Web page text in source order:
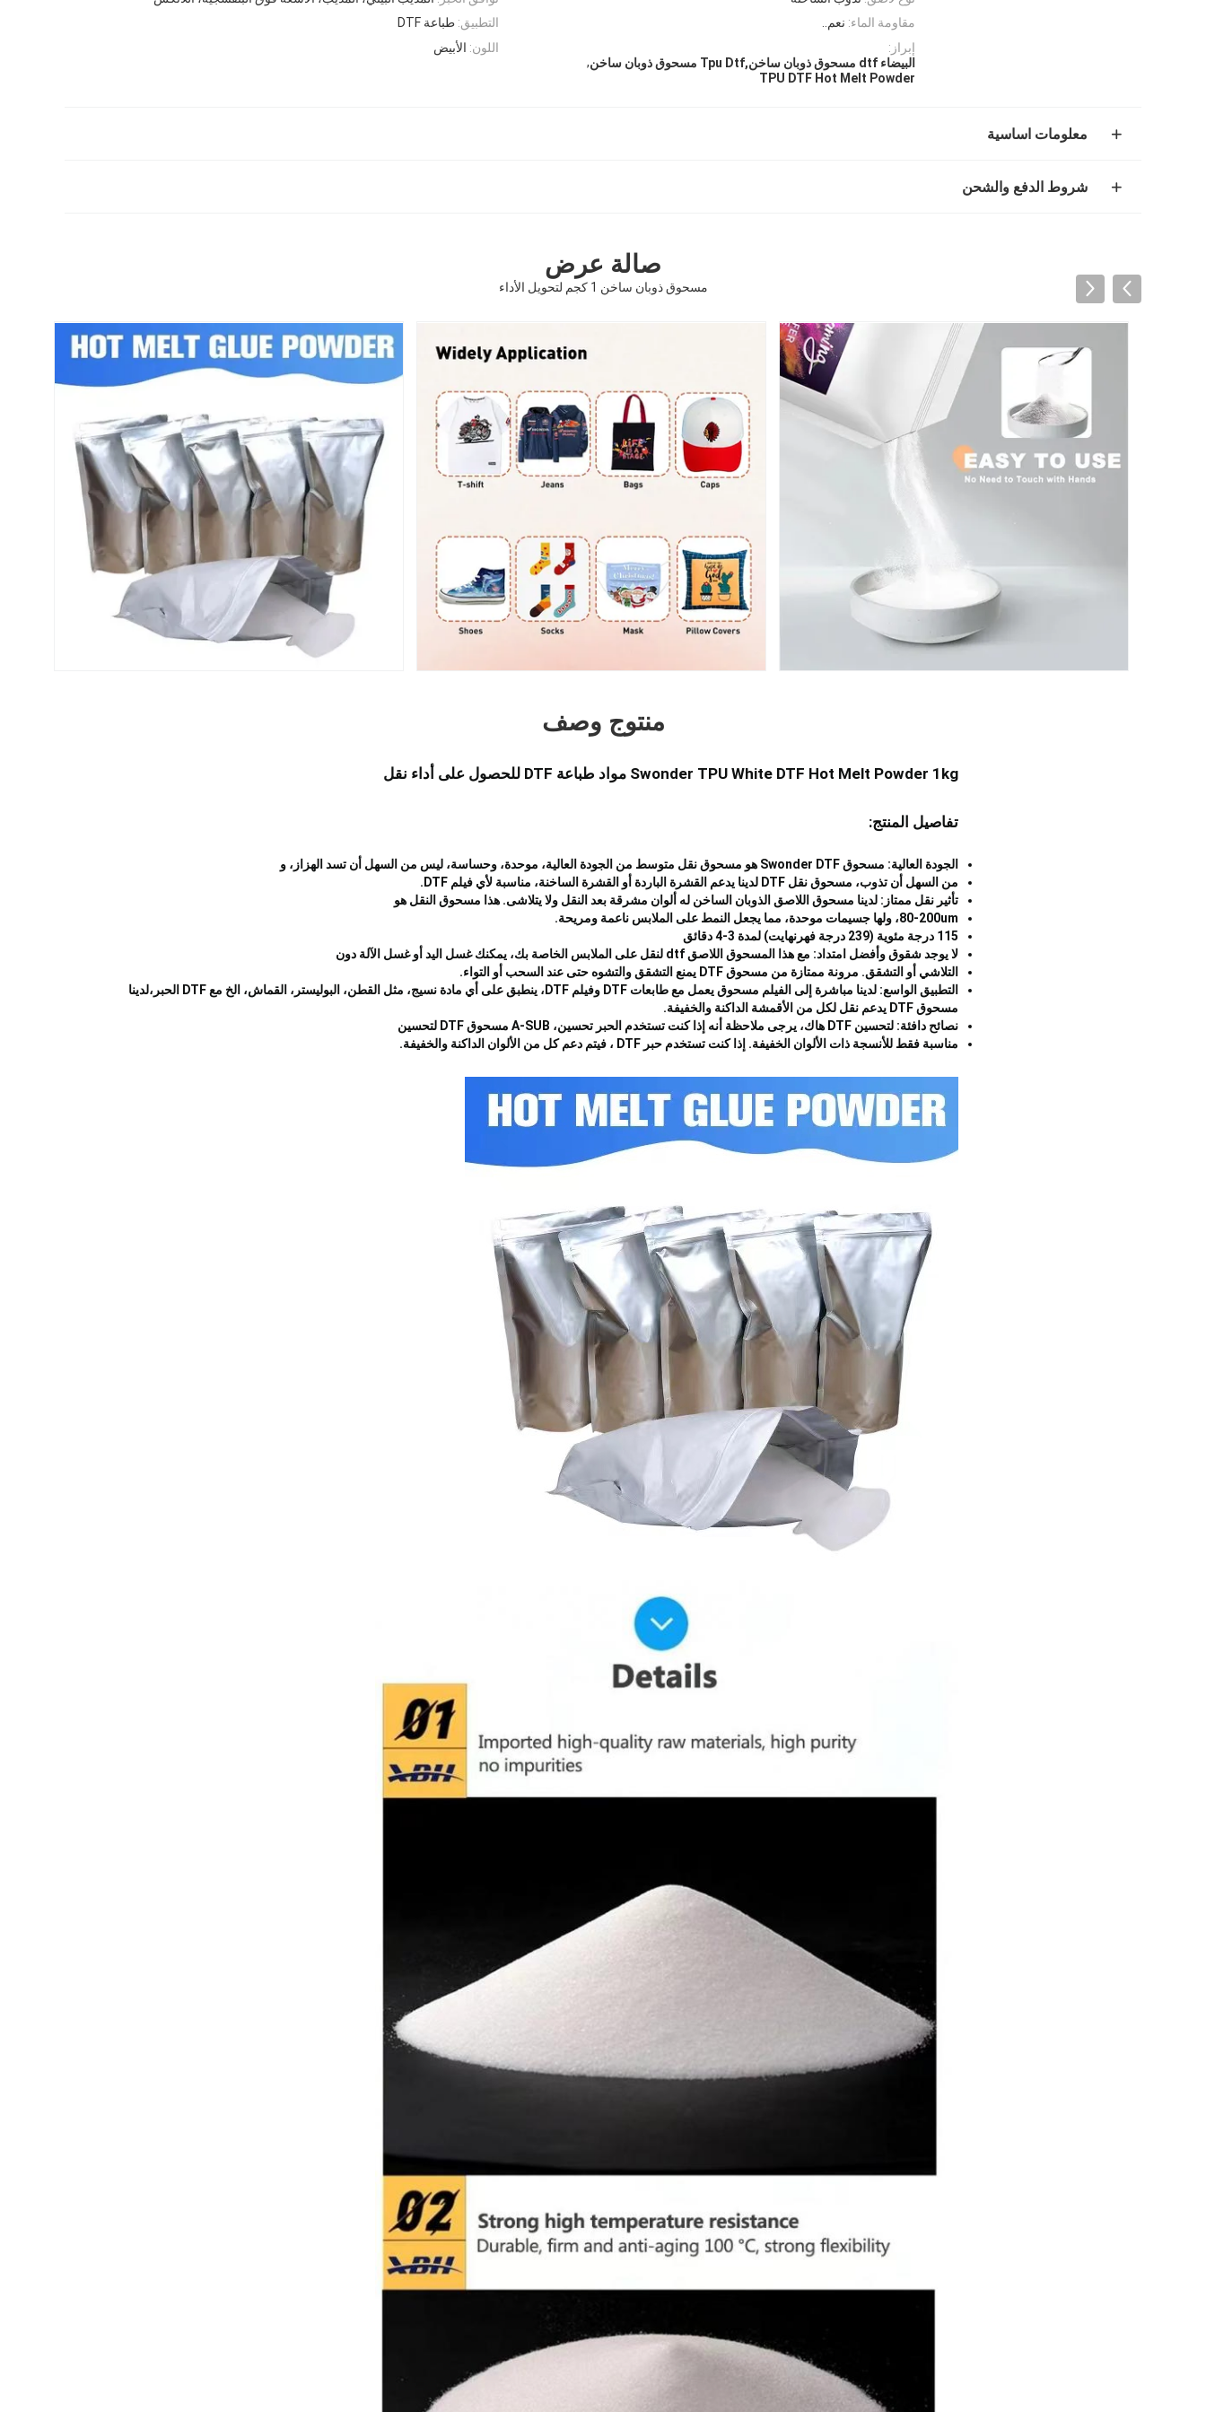
التطبيق: طباعة DTF مقاومة الماء: نعم..
اللون: الأبيض
إبراز:
البيضاء dtf مسحوق ذوبان ساخن,Tpu Dtf مسحوق ذوبان ساخن
,
TPU DTF Hot Melt Powder
معلومات اساسية
شروط الدفع والشحن
صالة عرض
مسحوق ذوبان ساخن 1 كجم لتحويل الأداء
منتوج وصف
Swonder TPU White DTF Hot Melt Powder 1kg مواد طباعة DTF للحصول على أداء نقل
تفاصيل المنتج:
الجودة العالية: مسحوق Swonder DTF هو مسحوق نقل متوسط من الجودة العالية، موحدة، وحساسة، ليس من السهل أن تسد الهزاز، و
من السهل أن تذوب، مسحوق نقل DTF لدينا يدعم القشرة الباردة أو القشرة الساخنة، مناسبة لأي فيلم DTF.
تأثير نقل ممتاز: لدينا مسحوق اللاصق الذوبان الساخن له ألوان مشرقة بعد النقل ولا يتلاشى. هذا مسحوق النقل هو
80-200um، ولها جسيمات موحدة، مما يجعل النمط على الملابس ناعمة ومريحة.
115 درجة مئوية (239 درجة فهرنهايت) لمدة 3-4 دقائق
لا يوجد شقوق وأفضل امتداد: مع هذا المسحوق اللاصق dtf لنقل على الملابس الخاصة بك، يمكنك غسل اليد أو غسل الآلة دون
التلاشي أو التشقق. مرونة ممتازة من مسحوق DTF يمنع التشقق والتشوه حتى عند السحب أو التواء.
التطبيق الواسع: لدينا مباشرة إلى الفيلم مسحوق يعمل مع طابعات DTF وفيلم DTF، ينطبق على أي مادة نسيج، مثل القطن، البوليستر، القماش، الخ مع DTF الحبر،لدينا
مسحوق DTF يدعم نقل لكل من الأقمشة الداكنة والخفيفة.
نصائح دافئة: لتحسين DTF هاك، يرجى ملاحظة أنه إذا كنت تستخدم الحبر تحسين، A-SUB مسحوق DTF لتحسين
مناسبة فقط للأنسجة ذات الألوان الخفيفة. إذا كنت تستخدم حبر DTF ، فيتم دعم كل من الألوان الداكنة والخفيفة.